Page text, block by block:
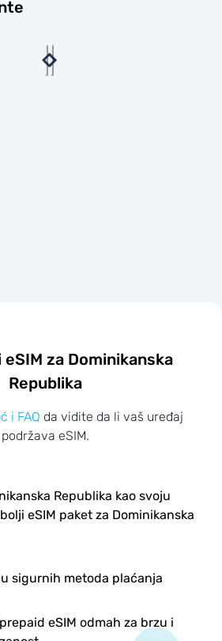
za Dominikanska
Republika
i FAQ da vidite da li vaš uređaj
podržava eSIM.
Republika kao svoju
eSIM paket za Dominikanska
sigurnih metoda plaćanja
eSIM odmah za brzu i